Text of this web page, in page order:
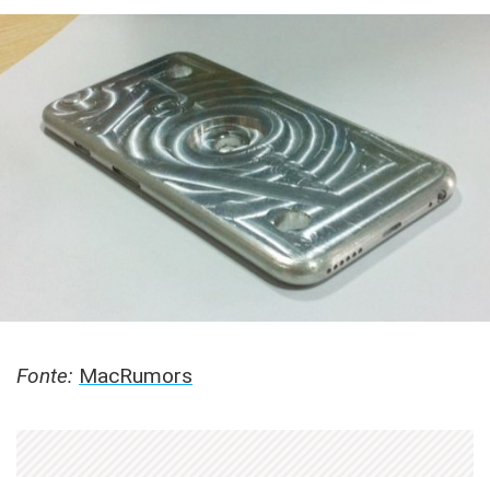
Fonte: MacRumors